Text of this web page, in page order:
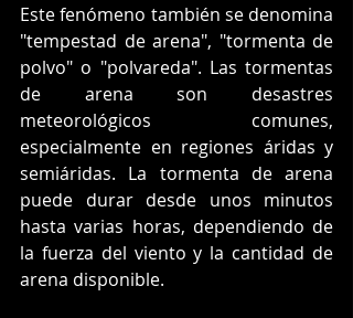
Este fenómeno también se denomina
"tempestad de arena", "tormenta de
polvo" o "polvareda". Las tormentas
de arena son desastres
meteorológicos comunes,
especialmente en regiones áridas y
semiáridas. La tormenta de arena
puede durar desde unos minutos
hasta varias horas, dependiendo de
la fuerza del viento y la cantidad de
arena disponible.